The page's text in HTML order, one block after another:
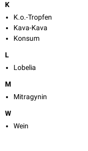
K
K.o.-Tropfen
Kava-Kava
Konsum
L
Lobelia
M
Mitragynin
W
Wein